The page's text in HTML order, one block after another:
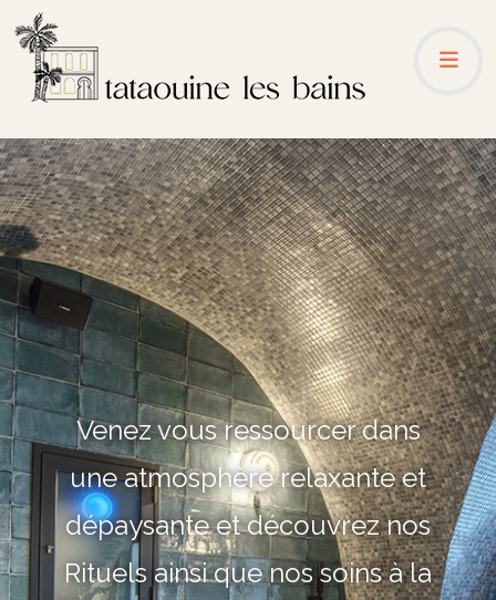
Venez vous ressourcer dans
une atmosphère relaxante et
dépaysante et découvrez nos
Rituels ainsi que nos soins à la